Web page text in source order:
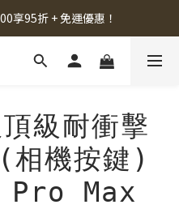
享95折 + 免運優惠！
頂級耐衝擊
相機按鍵)
Max